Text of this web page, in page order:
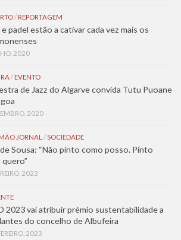
/ REPORTAGEM
padel estão a cativar cada vez mais os
2020
/ EVENTO
de Jazz do Algarve convida Tutu Puoane
2020
JORNAL /SOCIEDADE
Sousa: “Não pinto como posso. Pinto
2023
2023 vai atribuir prémio sustentabilidade a
do concelho de Albufeira
2023